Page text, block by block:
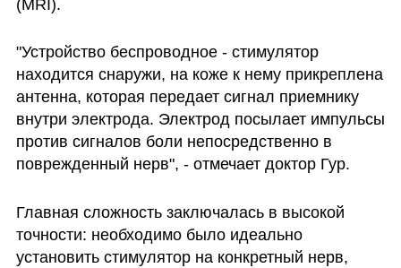
(MRI).
"Устройство беспроводное - стимулятор
находится снаружи, на коже к нему прикреплена
антенна, которая передает сигнал приемнику
внутри электрода. Электрод посылает импульсы
против сигналов боли непосредственно в
поврежденный нерв", - отмечает доктор Гур.
Главная сложность заключалась в высокой
точности: необходимо было идеально
установить стимулятор на конкретный нерв,